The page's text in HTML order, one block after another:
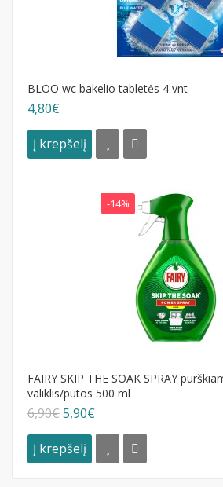
BLOO wc bakelio tabletės 4 vnt
4,80€
Į krepšelį
-14%
FAIRY SKIP THE SOAK SPRAY
valiklis/putos 500 ml
6,90€5,90€
Į krepšelį